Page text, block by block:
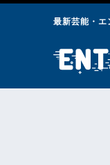
最新芸能・エ